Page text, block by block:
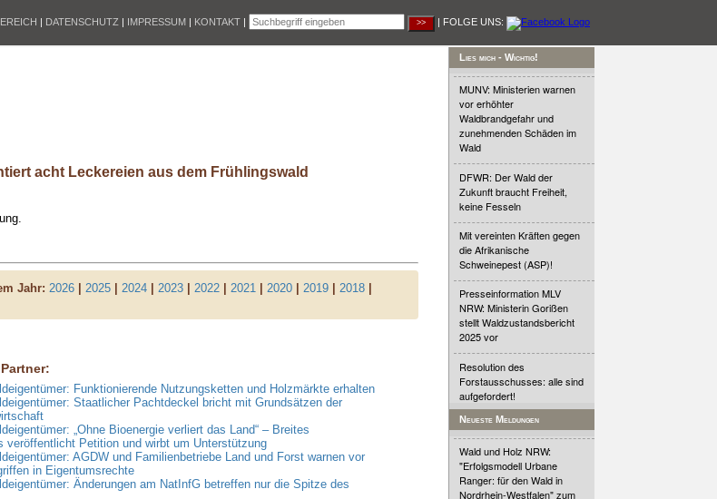
| DATENSCHUTZ | IMPRESSUM | KONTAKT | | FOLGE UNS:
acht Leckereien aus dem Frühlingswald
Jahr: 2026| 2025| 2024| 2023| 2022| 2021| 2020| 2019| 2018|
Funktionierende Nutzungsketten und Holzmärkte erhalten
Staatlicher Pachtdeckel bricht mit Grundsätzen der
„Ohne Bioenergie verliert das Land“ – Breites
veröffentlicht Petition und wirbt um Unterstützung
AGDW und Familienbetriebe Land und Forst warnen vor
in Eigentumsrechte
Änderungen am NatInfG betreffen nur die Spitze des
Lies mich - Wichtig!
MUNV: Ministerien warnen
vor erhöhter
Waldbrandgefahr und
zunehmenden Schäden im
Wald
DFWR: Der Wald der
Zukunft braucht Freiheit,
keine Fesseln
Mit vereinten Kräften gegen
die Afrikanische
Schweinepest (ASP)!
Presseinformation MLV
NRW: Ministerin Gorißen
stellt Waldzustandsbericht
2025 vor
Resolution des
Forstausschusses: alle sind
aufgefordert!
Neueste Meldungen
Wald und Holz NRW:
"Erfolgsmodell Urbane
Ranger: für den Wald in
Nordrhein-Westfalen" zum